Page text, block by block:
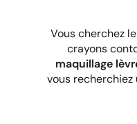
Vous cherchez
crayons
maquillage
vous